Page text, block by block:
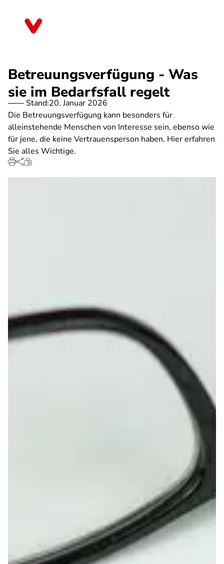
Betreuungsverfügung - Was
sie im Bedarfsfall regelt
Stand:20. Januar 2026
Die Betreuungsverfügung kann besonders für
alleinstehende Menschen von Interesse sein, ebenso wie
für jene, die keine Vertrauensperson haben. Hier erfahren
Sie alles Wichtige.